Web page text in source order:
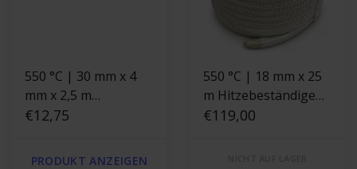
550 °C | 30 mm x 4
mm x 2,5 m
Hitzebeständige
€12,75
PRODUKT ANZEIGEN
550 °C | 18 mm x 25
m Hitzebeständige
Schnur |
€119,00